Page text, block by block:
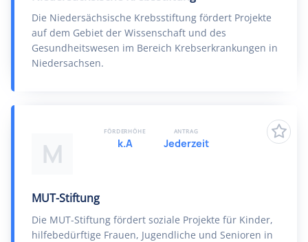
Die Niedersächsische Krebsstiftung fördert Projekte
auf dem Gebiet der Wissenschaft und des
Gesundheitswesen im Bereich Krebserkrankungen in
Niedersachsen.
M
MUT-Stiftung
Die MUT-Stiftung fördert soziale Projekte für Kinder,
hilfebedürftige Frauen, Jugendliche und Senioren in
FÖRDERHÖHE
k.A
ANTRAG
Jederzeit